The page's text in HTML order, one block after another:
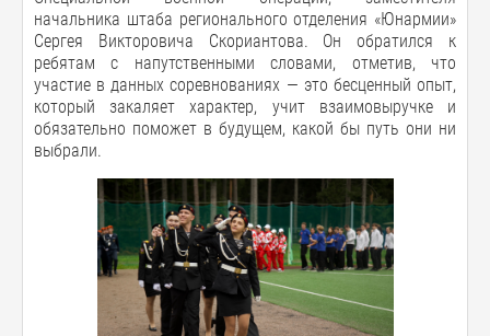
начальника штаба регионального отделения «Юнармии»
Сергея Викторовича Скориантова. Он обратился к
ребятам с напутственными словами, отметив, что
участие в данных соревнованиях — это бесценный опыт,
который закаляет характер, учит взаимовыручке и
обязательно поможет в будущем, какой бы путь они ни
выбрали.